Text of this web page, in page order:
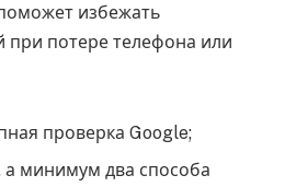
избежать
при потере телефона или
проверка Google;
а минимум два способа